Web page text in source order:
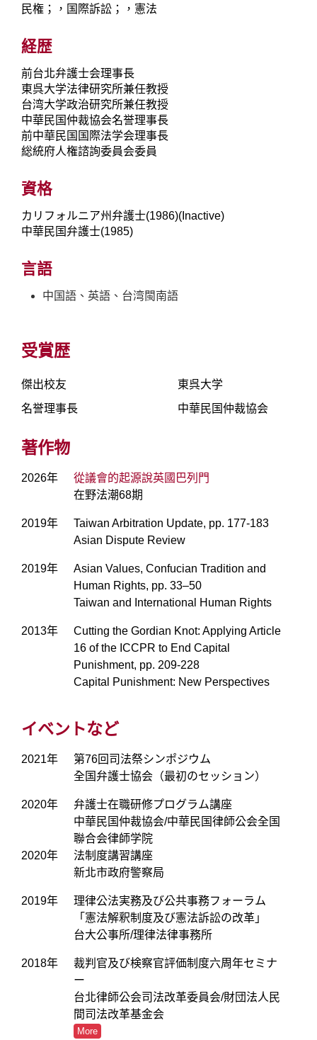
民権；，国際訴訟；，憲法
経歴
前台北弁護士会理事長
東呉大学法律研究所兼任教授
台湾大学政治研究所兼任教授
中華民国仲裁協会名誉理事長
前中華民国国際法学会理事長
総統府人権諮詢委員会委員
資格
カリフォルニア州弁護士(1986)(Inactive)
中華民国弁護士(1985)
言語
中国語、英語、台湾閩南語
受賞歴
傑出校友
東呉大学
名誉理事長
中華民国仲裁協会
著作物
2026年
從議會的起源說英國巴列門
在野法潮68期
2019年
Taiwan Arbitration Update, pp. 177-183
Asian Dispute Review
2019年
Asian Values, Confucian Tradition and
Human Rights, pp. 33–50
Taiwan and International Human Rights
2013年
Cutting the Gordian Knot: Applying Article
16 of the ICCPR to End Capital
Punishment, pp. 209-228
Capital Punishment: New Perspectives
イベントなど
2021年
第76回司法祭シンポジウム
全国弁護士協会（最初のセッション）
2020年
弁護士在職研修プログラム講座
中華民国仲裁協会/中華民国律師公会全国
聯合会律師学院
2020年
法制度講習講座
新北市政府警察局
2019年
理律公法実務及び公共事務フォーラム
「憲法解釈制度及び憲法訴訟の改革」
台大公事所/理律法律事務所
2018年
裁判官及び検察官評価制度六周年セミナ
ー
台北律師公会司法改革委員会/財団法人民
間司法改革基金会
More